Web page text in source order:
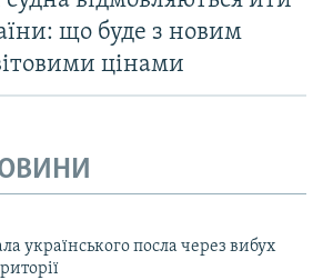
що буде з новим
цінами
українського посла через вибух